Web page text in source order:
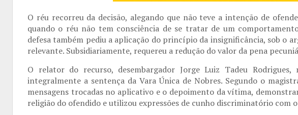
O réu recorreu da decisão, alegando que não teve a intenção de
quando o réu não tem consciência de se tratar de um
defesa também pediu a aplicação do princípio da insignificância, sob o
relevante. Subsidiariamente, requereu a redução do valor da pena
O relator do recurso, desembargador Jorge Luiz Tadeu
integralmente a sentença da Vara Única de Nobres. Segundo o
mensagens trocadas no aplicativo e o depoimento da vítima,
religião do ofendido e utilizou expressões de cunho discriminatório com